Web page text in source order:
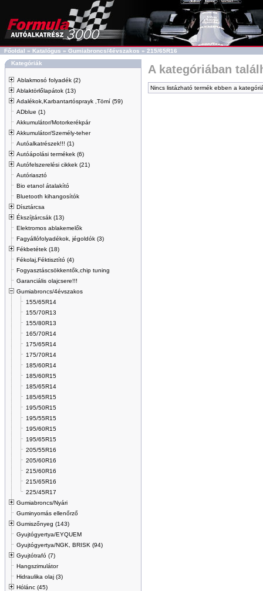
Főoldal » Katalógus » Gumiabroncs/4évszakos » 215/65R16
Kategóriák
Ablakmosó folyadék (2)
Ablaktörlőlapátok (13)
Adalékok,Karbantartósprayk ,Tömí (59)
ADblue (1)
Akkumulátor/Motorkerékpár
Akkumulátor/Személy-teher
Autóalkatrészek!!! (1)
Autóápolási termékek (6)
Autófelszerelési cikkek (21)
Autóriasztó
Bio etanol átalakító
Bluetooth kihangosítók
Dísztárcsa
Ékszíjtárcsák (13)
Elektromos ablakemelők
Fagyállófolyadékok, jégoldók (3)
Fékbetétek (18)
Fékolaj,Féktisztító (4)
Fogyasztáscsökkentők,chip tuning
Garanciális olajcsere!!!
Gumiabroncs/4évszakos
155/65R14
155/70R13
155/80R13
165/70R14
175/65R14
175/70R14
185/60R14
185/60R15
185/65R14
185/65R15
195/50R15
195/55R15
195/60R15
195/65R15
205/55R16
205/60R16
215/60R16
215/65R16
225/45R17
Gumiabroncs/Nyári
Guminyomás ellenőrző
Gumiszőnyeg (143)
Gyujtógyertya/EYQUEM
Gyujtógyertya/NGK, BRISK (94)
Gyujtótrafó (7)
Hangszimulátor
Hidraulika olaj (3)
Hólánc (45)
A kategóriában
Nincs listázható termék ebben a